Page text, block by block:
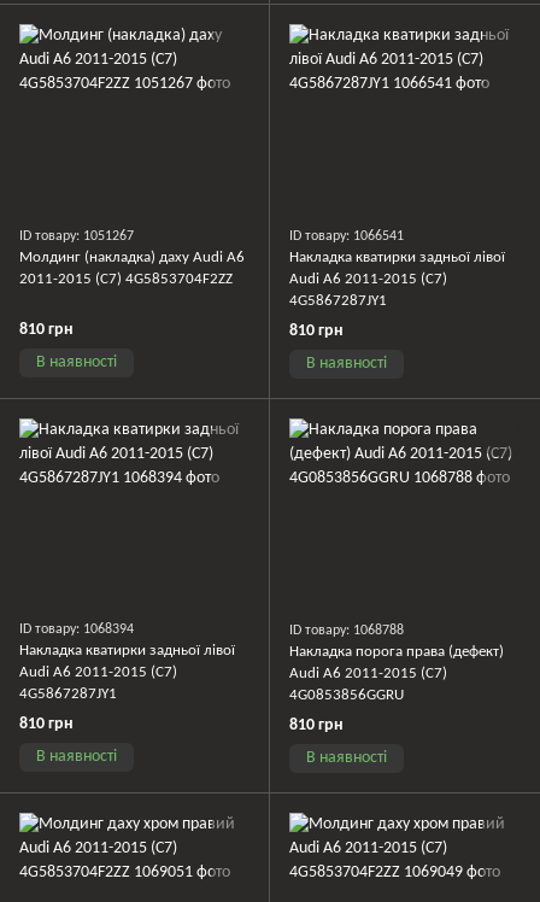
ID товару: 1051267
Молдинг (накладка) даху Audi A6
2011-2015 (C7) 4G5853704F2ZZ
810 грн
В наявності
ID товару: 1066541
Накладка кватирки задньої лівої
Audi A6 2011-2015 (C7)
4G5867287JY1
810 грн
В наявності
ID товару: 1068394
Накладка кватирки задньої лівої
Audi A6 2011-2015 (C7)
4G5867287JY1
810 грн
В наявності
ID товару: 1068788
Накладка порога права (дефект)
Audi A6 2011-2015 (C7)
4G0853856GGRU
810 грн
В наявності